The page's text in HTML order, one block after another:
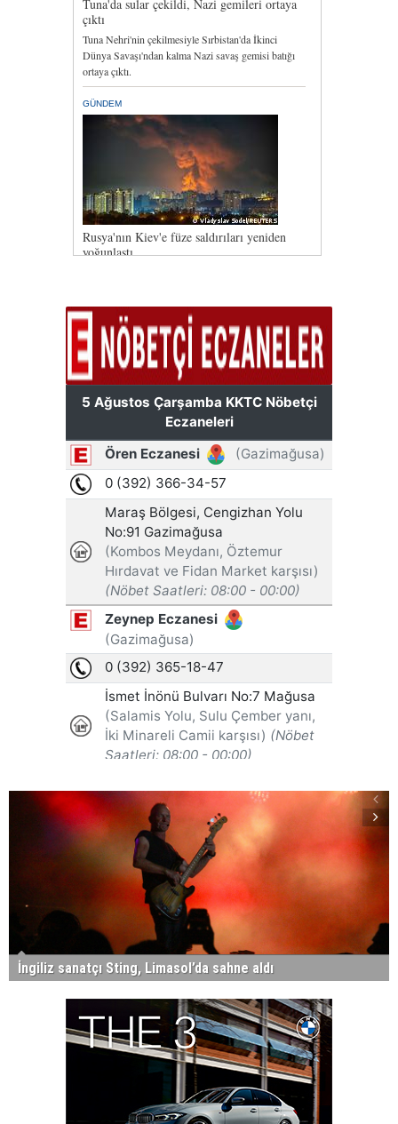
İngiliz sanatçı Sting, Limasol’da sahne aldı